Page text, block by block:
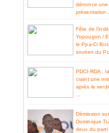
dénonce une
présentation
Fête de
Yopougon /
le Ppa-Ci
soutien du
PDCI-RDA :
craint une
après le
Démission
Dominique
deux du parti